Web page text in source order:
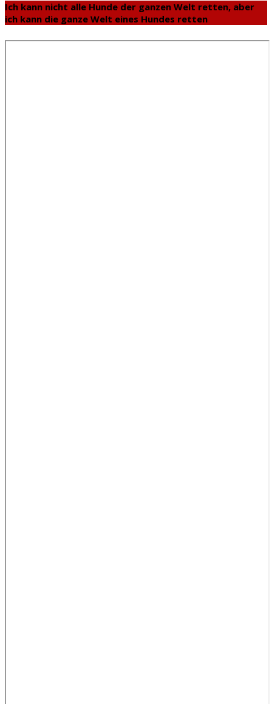
Ich kann nicht alle Hunde der ganzen Welt retten, aber
ich kann die ganze Welt eines Hundes retten